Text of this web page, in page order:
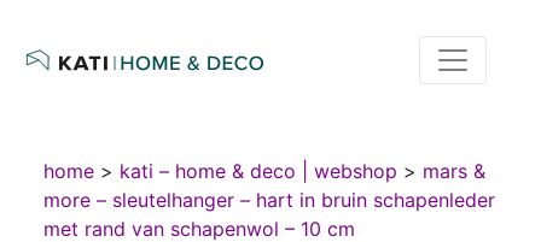
home > kati – home & deco | webshop > mars &
more – sleutelhanger – hart in bruin schapenleder
met rand van schapenwol – 10 cm